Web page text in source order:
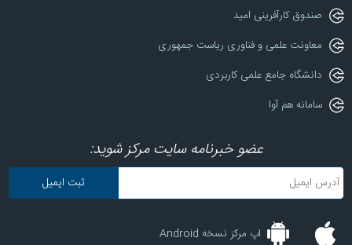
صندوق کارآفرینی امید
معاونت علمی و فناوری ریاست جمهوری
دانشگاه جامع علمی کاربردی
سامانه هم آوا
عضو خبرنامه سایت مرکز شوید:
اپ مرکز نسخه Android